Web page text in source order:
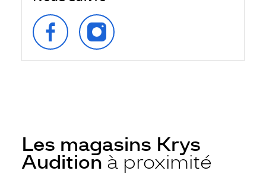
SUIVEZ‑NOUS
SUR
FACEBOOK
SUIVEZ‑NOUS
SUR
INSTAGRAM
Les magasins Krys
Audition à proximité